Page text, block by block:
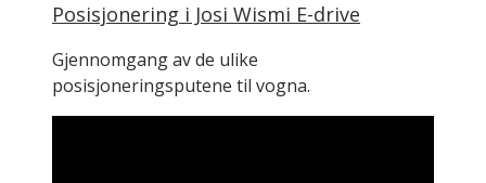
Posisjonering i Josi Wismi E-drive
Gjennomgang av de ulike
posisjoneringsputene til vogna.